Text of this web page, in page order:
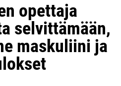
opettaja
selvittämään,
maskuliini ja